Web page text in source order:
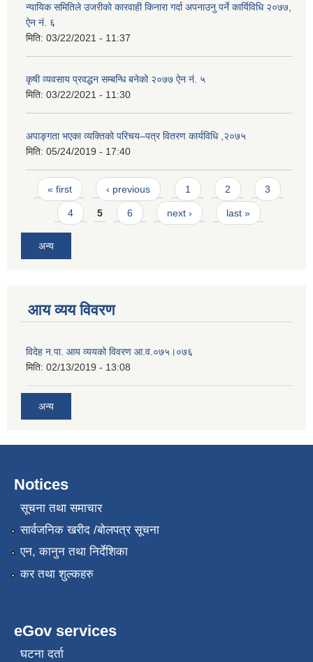
न्यायिक समितिले उजरीकाे कारवाही किनारा गर्दा अपनाउनु पर्ने कार्यिविधि २०७७,
ऐन नं. ६
मिति: 03/22/2021 - 11:37
कृषी व्यवसाय प्रवद्धन सम्बन्धि बनेको २०७७ ऐन नं. ५
मिति: 03/22/2021 - 11:30
अपाङ्गता भएका व्यक्तिको परिचय–पत्र वितरण कार्यविधि ,२०७५
मिति: 05/24/2019 - 17:40
Pages
« first ‹ previous 1 2 3
4 5 6 next › last »
अन्य
आय व्यय विवरण
विदेह न.पा. आय व्ययको विवरण आ.व.०७५।०७६
मिति: 02/13/2019 - 13:08
अन्य
Notices
सूचना तथा समाचार
सार्वजनिक खरीद /बोलपत्र सूचना
एन, कानुन तथा निर्देशिका
कर तथा शुल्कहरु
eGov services
घटना दर्ता